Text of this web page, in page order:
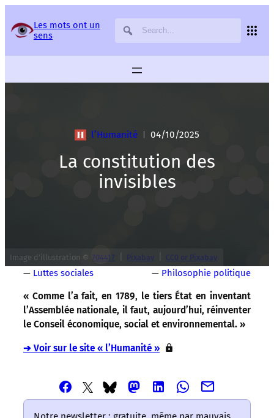
Les mots ont un
sens
l’Humanité 04/10/2025
La constitution des
invisibles
Image d’illustration © 704417 Pixabay CC0 or Pixabay
— Luttes sociales — Philosophie politique
« Comme l’a fait, en 1789, le tiers État en inventant
l’Assemblée nationale, il faut, aujourd’hui, réinventer
le Conseil économique, social et environnemental. »
➔ Voir sur le site « l’Humanité »
Partager
cet
article
Partager
cet
Partager
cet
article
Partager
cet
article
Partager
cet
article
Partager
cet
Partager
cet
article
Panneau de gestion des services